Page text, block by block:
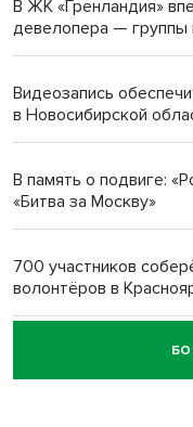
Новосибирский
В ЖК «Гренландия»
девелопера —
Видеозапись
в Новосибирской
В память о подвиге:
«Битва за Москву»
700 участников
волонтёров в
Честный выбор:
объективность